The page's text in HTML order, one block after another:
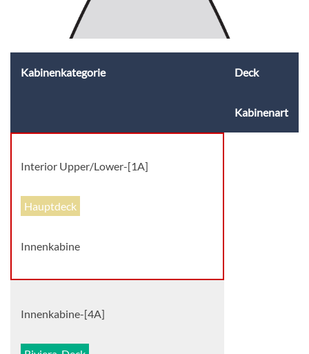
Kabinenkategorie Deck
Kabinenart
Interior Upper/Lower-[1A]
Hauptdeck
Innenkabine
Innenkabine-[4A]